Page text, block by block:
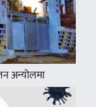
अन्योलमा